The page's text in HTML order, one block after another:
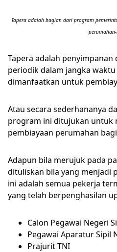
Tapera adalah bagian dari program
perumahan-
Tapera adalah penyimpanan
periodik dalam jangka
dimanfaatkan untuk
Atau secara sederhananya
program ini ditujukan untuk
pembiayaan perumahan
Adapun bila merujuk pada
dituliskan bila yang menjadi
ini adalah semua pekerja
yang telah berpenghasilan
Calon Pegawai Negeri
Pegawai Aparatur Sipil
Prajurit TNI